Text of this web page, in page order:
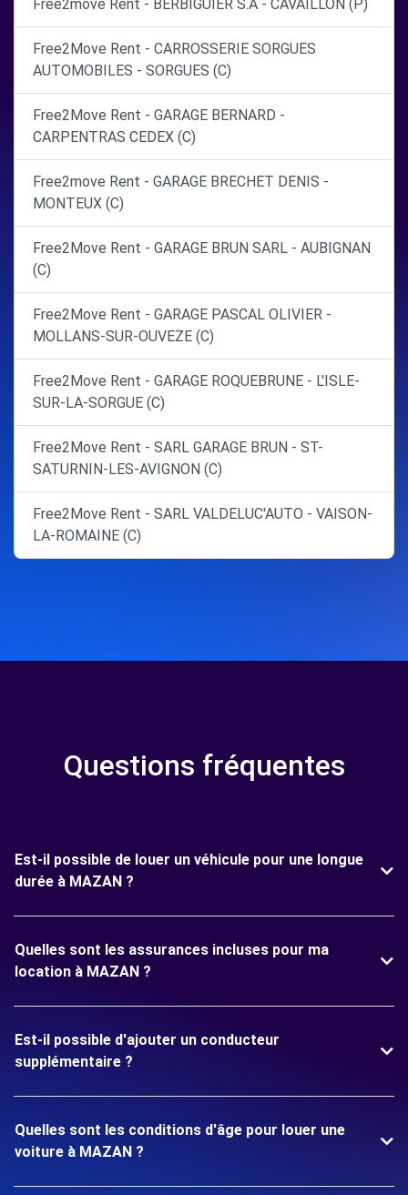
Free2move Rent - BERBIGUIER S.A - CAVAILLON (P)
Free2Move Rent - CARROSSERIE SORGUES
AUTOMOBILES - SORGUES (C)
Free2Move Rent - GARAGE BERNARD -
CARPENTRAS CEDEX (C)
Free2move Rent - GARAGE BRECHET DENIS -
MONTEUX (C)
Free2Move Rent - GARAGE BRUN SARL - AUBIGNAN
(C)
Free2Move Rent - GARAGE PASCAL OLIVIER -
MOLLANS-SUR-OUVEZE (C)
Free2Move Rent - GARAGE ROQUEBRUNE - L'ISLE-
SUR-LA-SORGUE (C)
Free2Move Rent - SARL GARAGE BRUN - ST-
SATURNIN-LES-AVIGNON (C)
Free2Move Rent - SARL VALDELUC'AUTO - VAISON-
LA-ROMAINE (C)
Questions fréquentes
Est-il possible de louer un véhicule pour une longue
durée à MAZAN ?
Quelles sont les assurances incluses pour ma
location à MAZAN ?
Est-il possible d'ajouter un conducteur
supplémentaire ?
Quelles sont les conditions d'âge pour louer une
voiture à MAZAN ?